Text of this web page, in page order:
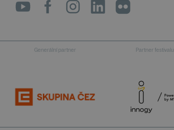
Generální partner Partner festivalu